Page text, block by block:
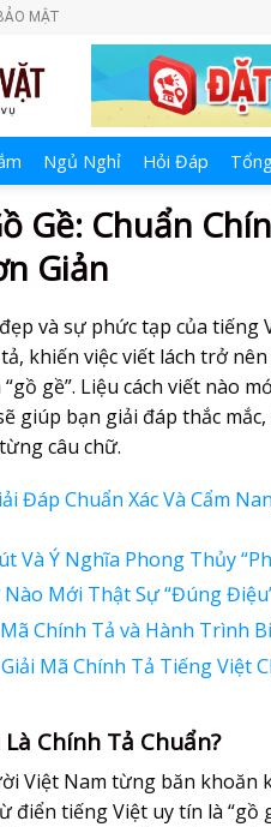
MẬT
Ngủ Nghỉ Hỏi Đáp
Gề: Chuẩn
Giản
và sự phức tạp của tiếng
khiến việc viết lách trở
gề”. Liệu cách viết nào
giúp bạn giải đáp thắc
câu chữ.
Đáp Chuẩn Xác Và Cẩm
Và Ý Nghĩa Phong Thủy
Mới Thật Sự “Đúng
Chính Tả và Hành Trình
Mã Chính Tả Tiếng Việt
Là Chính Tả Chuẩn?
Việt Nam từng băn khoăn
điển tiếng Việt uy tín là “gồ